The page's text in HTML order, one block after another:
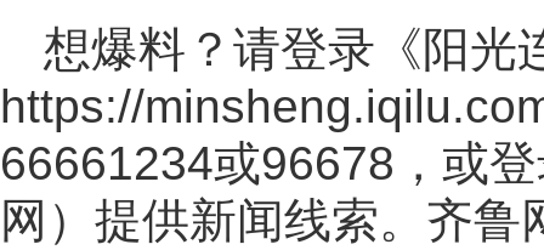
想爆料？请登录《阳光
https://
66661234或96678，或
网 ）提供新闻线索。齐鲁